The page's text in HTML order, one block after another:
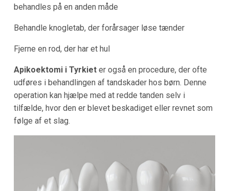
behandles på en anden måde
Behandle knogletab, der forårsager løse tænder
Fjerne en rod, der har et hul
Apikoektomi i Tyrkieter også en procedure, der ofte
udføres i behandlingen af tandskader hos børn. Denne
operation kan hjælpe med at redde tanden selv i
tilfælde, hvor den er blevet beskadiget eller revnet som
følge af et slag.